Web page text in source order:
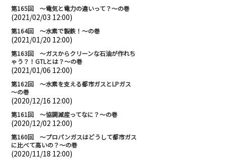
第165回 ～電気と電力の違いって？～の巻
(2021/02/03 12:00)
第164回 ～水素で製鉄！～の巻
(2021/01/20 12:00)
第163回 ～ガスからクリーンな石油が作れち
ゃう？！GTLとは？～の巻
(2021/01/06 12:00)
第162回 ～水素を支える都市ガスとLPガス
～の巻
(2020/12/16 12:00)
第161回 ～協調減産ってなに？～の巻
(2020/12/02 12:00)
第160回 ～プロパンガスはどうして都市ガス
に比べて高いの？～の巻
(2020/11/18 12:00)